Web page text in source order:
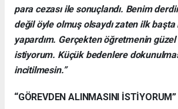
para cezası ile sonuçlandı. Benim
değil öyle olmuş olsaydı zaten ilk başta
yapardım. Gerçekten öğretmenin güzel
istiyorum. Küçük bedenlere
incitilmesin.”
“GÖREVDEN ALINMASINI İSTİYORUM”